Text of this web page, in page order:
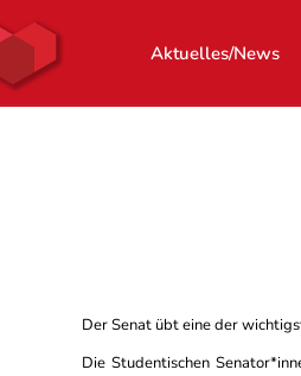
Aktuelles/News
Der Senat übt eine der
Die Studentischen